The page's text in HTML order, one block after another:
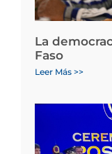
La
Faso
Leer Más >>